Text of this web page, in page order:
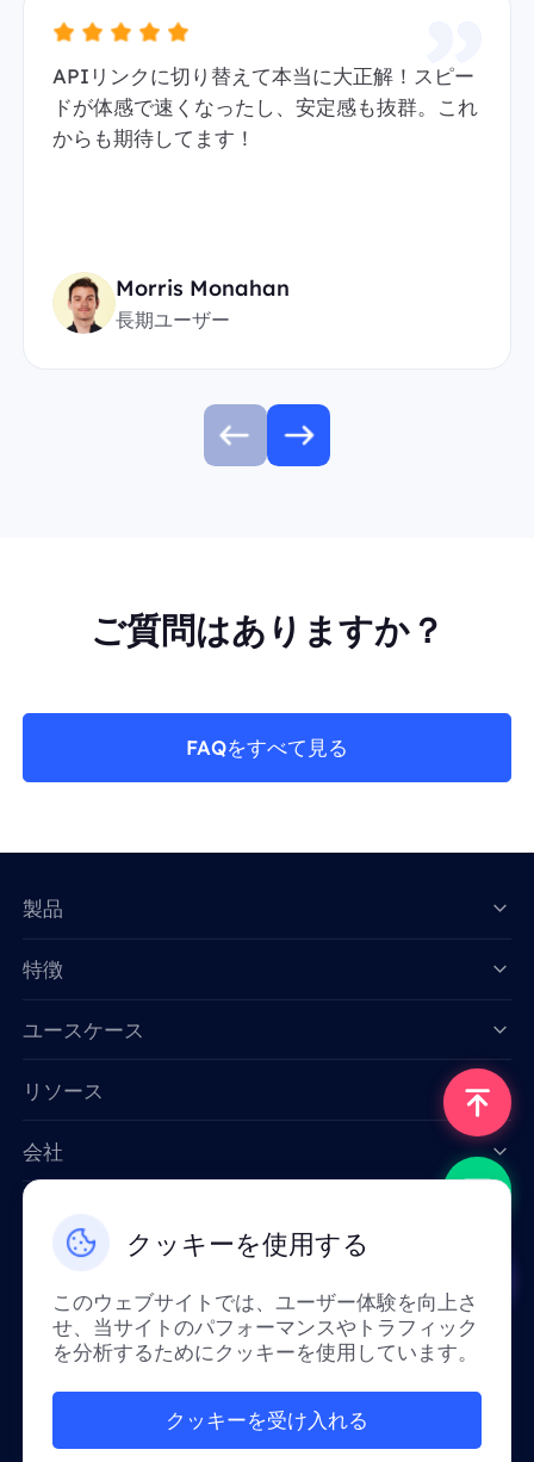
APIリンクに切り替えて本当に大正解！スピー
ドが体感で速くなったし、安定感も抜群。これ
からも期待してます！
Morris Monahan
長期ユーザー
ご質問はありますか？
FAQをすべて見る
クッキーを使用する
このウェブサイトでは、ユーザー体験を向上さ
せ、当サイトのパフォーマンスやトラフィック
を分析するためにクッキーを使用しています。
クッキーを受け入れる
製品
特徴
ユースケース
リソース
会社
Email: support@smartproxy.org
日本語
ポリシーにより、中国本土ではご利用いただけ
ません。 ご理解ありがとうございます！